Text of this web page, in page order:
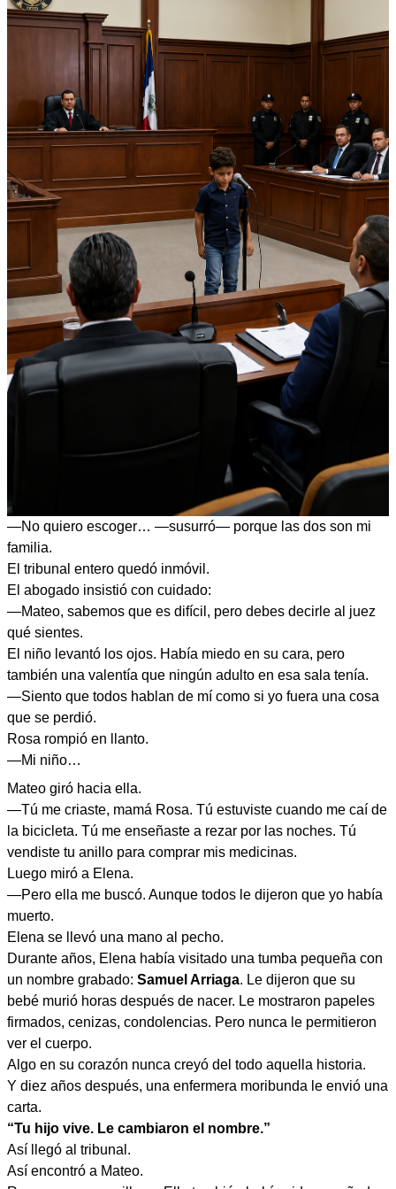
—No quiero escoger… —susurró— porque las dos son mi
familia.
El tribunal entero quedó inmóvil.
El abogado insistió con cuidado:
—Mateo, sabemos que es difícil, pero debes decirle al juez
qué sientes.
El niño levantó los ojos. Había miedo en su cara, pero
también una valentía que ningún adulto en esa sala tenía.
—Siento que todos hablan de mí como si yo fuera una cosa
que se perdió.
Rosa rompió en llanto.
—Mi niño…
Mateo giró hacia ella.
—Tú me criaste, mamá Rosa. Tú estuviste cuando me caí de
la bicicleta. Tú me enseñaste a rezar por las noches. Tú
vendiste tu anillo para comprar mis medicinas.
Luego miró a Elena.
—Pero ella me buscó. Aunque todos le dijeron que yo había
muerto.
Elena se llevó una mano al pecho.
Durante años, Elena había visitado una tumba pequeña con
un nombre grabado: Samuel Arriaga. Le dijeron que su
bebé murió horas después de nacer. Le mostraron papeles
firmados, cenizas, condolencias. Pero nunca le permitieron
ver el cuerpo.
Algo en su corazón nunca creyó del todo aquella historia.
Y diez años después, una enfermera moribunda le envió una
carta.
“Tu hijo vive. Le cambiaron el nombre.”
Así llegó al tribunal.
Así encontró a Mateo.